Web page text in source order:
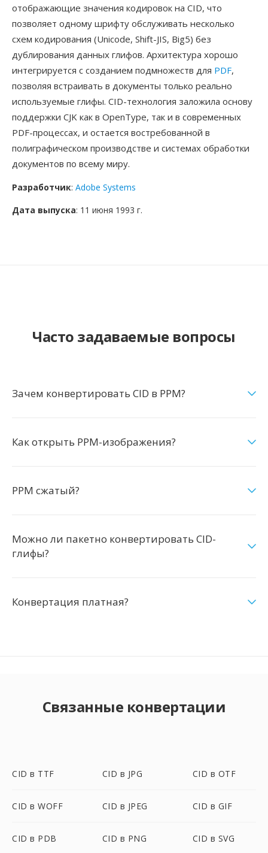
отображающие значения кодировок на CID, что
позволяет одному шрифту обслуживать несколько
схем кодирования (Unicode, Shift-JIS, Big5) без
дублирования данных глифов. Архитектура хорошо
интегрируется с созданием подмножеств для PDF,
позволяя встраивать в документы только реально
используемые глифы. CID-технология заложила основу
поддержки CJK как в OpenType, так и в современных
PDF-процессах, и остается востребованной в
полиграфическом производстве и системах обработки
документов по всему миру.
Разработчик: Adobe Systems
Дата выпуска: 11 июня 1993 г.
Часто задаваемые вопросы
Зачем конвертировать CID в PPM?
Как открыть PPM-изображения?
PPM сжатый?
Можно ли пакетно конвертировать CID-
глифы?
Конвертация платная?
Связанные конвертации
CID в TTF CID в JPG CID в OTF
CID в WOFF CID в JPEG CID в GIF
CID в PDB CID в PNG CID в SVG